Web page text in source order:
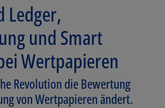
Ledger,
und Smart
Wertpapieren
Revolution die Bewertung
von Wertpapieren ändert.